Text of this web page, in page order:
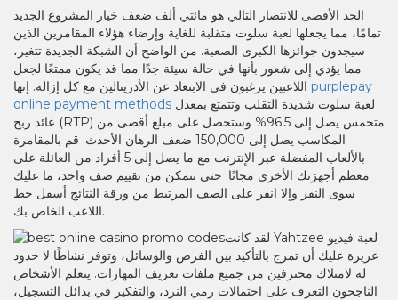
الحد الأقصى للانتصار التالي هو مائتي ألف ضعف خيار المشروع الجديد
تمامًا، مما يجعلها لعبة سلوت متقلبة للغاية وإرضاء هؤلاء المقامرين الذين
سيجدون جوائزها الكبرى الصعبة. من الواضح أن الشبكة الجديدة تتغير،
مما يؤدي إلى شعور بأنها في حالة سيئة جدًا مما قد يكون ممتعًا لجعل
purplepay
online payment methods
عائد ربح (RTP) متحمس يصل إلى 96.5% وستحصل على مبلغ أقصى من
المكاسب يصل إلى 150,000 ضعف الرهان الأحدث. قم بالمقامرة
بالألعاب المفضلة عبر الإنترنت مع ما يصل إلى 5 أفراد من العائلة على
معظم أجهزتك الأخرى مجانًا. حتى تتمكن من تقييم صف واحد، ما عليك
سوى النقر وإلا انقر على الصف المرتبط من ورقة النتائج أسفل خط
اللاعب الخاص بك.
لقد كانت Yahtzee لعبة فيديو
عزيزة عليك أن تمزج بالتأكيد بين الفرص والوسائل، وتوفر نشاطًا لا حدود
له لامتلاك محترفين من جميع ملفات تعريف المهارات. يتعلم الأشخاص
الناجحون التعرف على احتمالات رمي ​​النرد، والتفكير في بدائل التسجيل،